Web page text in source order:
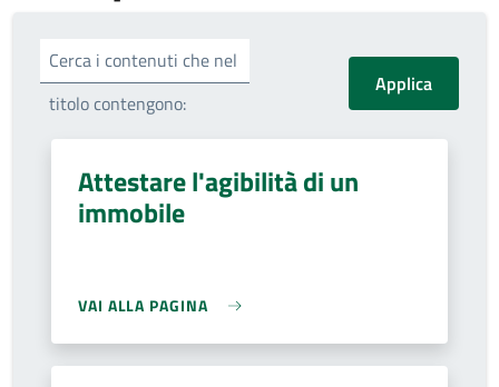
Cerca i contenuti che nel
titolo contengono:
Attestare l'agibilità di un
immobile
VAI ALLA PAGINA